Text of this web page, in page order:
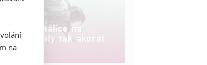
Office: Stálice na
udělaly tak akorát
bye
na